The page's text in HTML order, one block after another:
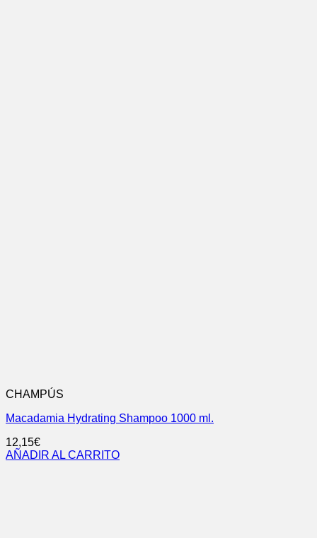
CHAMPÚS
Macadamia Hydrating Shampoo 1000 ml.
12,15€
AÑADIR AL CARRITO